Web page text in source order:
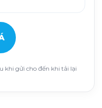
khi gửi cho đến khi tải lại